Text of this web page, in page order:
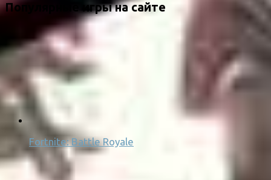
Популярные игры на сайте
Fortnite: Battle Royale